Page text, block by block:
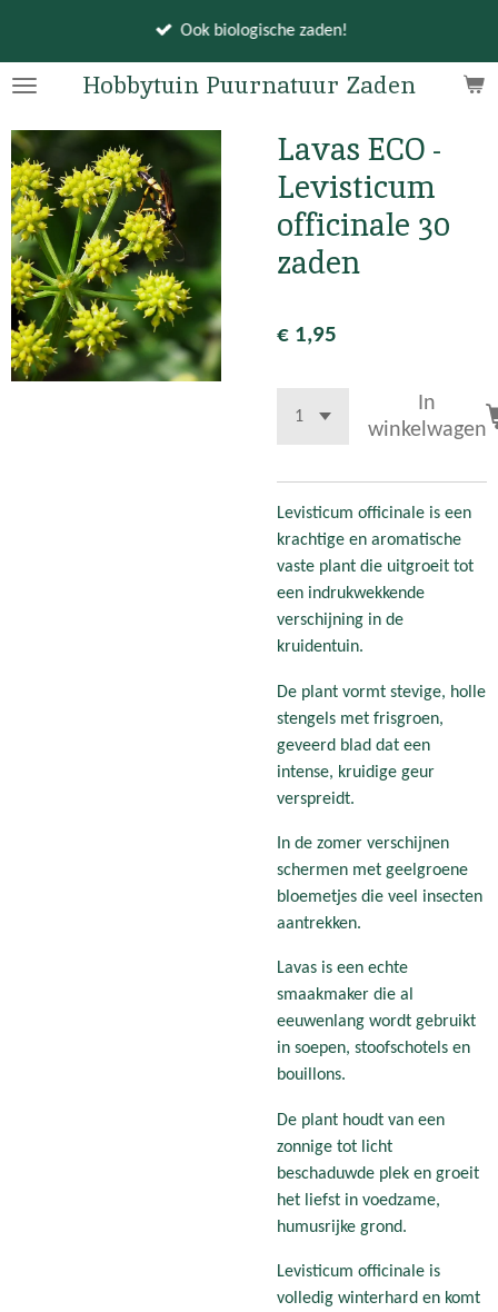
naar
hoofdinhoud
Hobbytuin Puurnatuur Zaden
Ook biologische zaden!
Lavas ECO -
Levisticum
officinale 30
zaden
€ 1,95
In
winkelwagen
Levisticum officinale is een
krachtige en aromatische
vaste plant die uitgroeit tot
een indrukwekkende
verschijning in de
kruidentuin.
De plant vormt stevige, holle
stengels met frisgroen,
geveerd blad dat een
intense, kruidige geur
verspreidt.
In de zomer verschijnen
schermen met geelgroene
bloemetjes die veel insecten
aantrekken.
Lavas is een echte
smaakmaker die al
eeuwenlang wordt gebruikt
in soepen, stoofschotels en
bouillons.
De plant houdt van een
zonnige tot licht
beschaduwde plek en groeit
het liefst in voedzame,
humusrijke grond.
Levisticum officinale is
volledig winterhard en komt